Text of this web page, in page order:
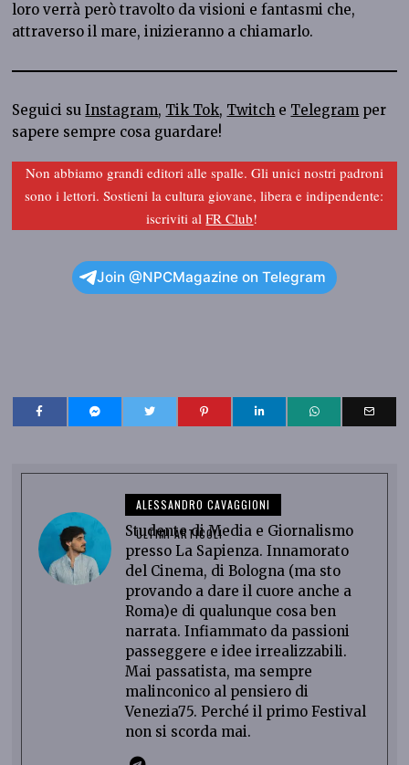
loro verrà però travolto da visioni e fantasmi che,
attraverso il mare, inizieranno a chiamarlo.
Seguici suInstagram, Tik Tok, Twitch e Telegram per
sapere sempre cosa guardare!
Non abbiamo grandi editori alle spalle. Gli unici nostri padroni
sono i lettori. Sostieni la cultura giovane, libera e indipendente:
iscriviti alFR Club!
Join @NPCMagazine on Telegram
ALESSANDRO CAVAGGIONI
ULTIMI ARTICOLI
Studente di Media e Giornalismo
presso La Sapienza. Innamorato
del Cinema, di Bologna (ma sto
provando a dare il cuore anche a
Roma)e di qualunque cosa ben
narrata. Infiammato da passioni
passeggere e idee irrealizzabili.
Mai passatista, ma sempre
malinconico al pensiero di
Venezia75. Perché il primo Festival
non si scorda mai.